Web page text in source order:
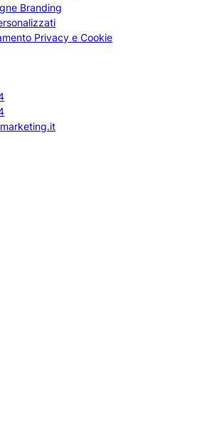
Branding
Privacy e Cookie